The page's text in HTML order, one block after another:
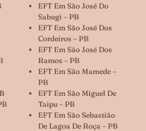
EFT Em São José Do
Sabugi – PB
EFT Em São José Dos
Cordeiros – PB
EFT Em São José Dos
Ramos – PB
EFT Em São Mamede –
PB
EFT Em São Miguel De
Taipu – PB
EFT Em São Sebastião
De Lagoa De Roça – PB